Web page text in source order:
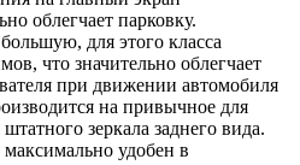
облегчает парковку.
для этого класса
что значительно облегчает
при движении автомобиля
на привычное для
зеркала заднего вида.
максимально удобен в